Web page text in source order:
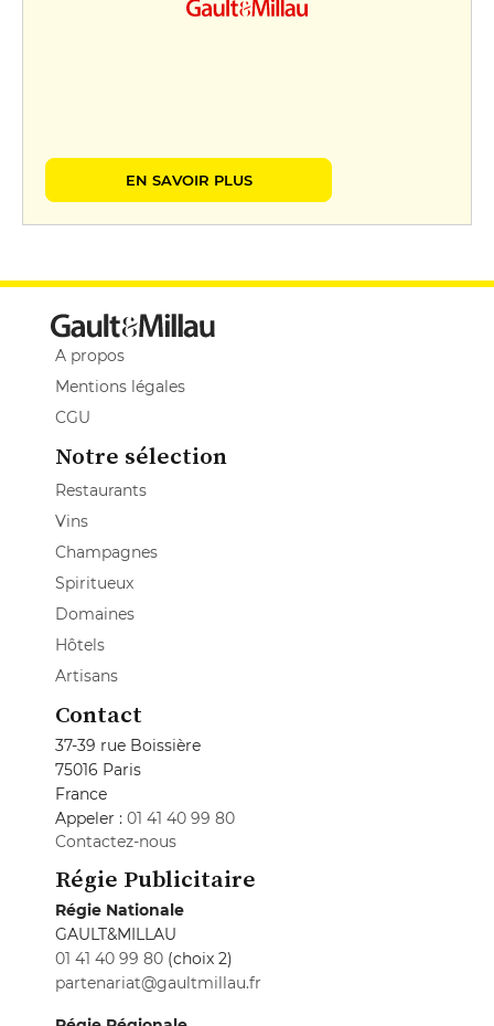
EN SAVOIR PLUS
A propos
Mentions légales
CGU
Notre sélection
Restaurants
Vins
Champagnes
Spiritueux
Domaines
Hôtels
Artisans
Contact
37-39 rue Boissière
75016 Paris
France
Appeler : 01 41 40 99 80
Contactez-nous
Régie Publicitaire
Régie Nationale
GAULT&MILLAU
01 41 40 99 80 (choix 2)
partenariat@gaultmillau.fr